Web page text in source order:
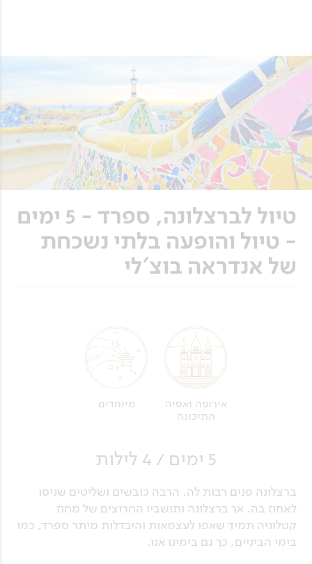
טיול לברצלונה, ספרד - 5 ימים
- טיול והופעה בלתי נשכחת
של אנדראה בוצ'לי
אירופה ואסיה
התיכונה
מיוחדים
5 ימים / 4 לילות
ברצלונה פנים רבות לה. הרבה כובשים ושליטים שניסו
לאחוז בה. אך ברצלונה ותושביו החרוצים של מחוז
קטלוניה תמיד שאפו לעצמאות והיבדלות מיתר ספרד, כמו
בימי הביניים, כך גם בימינו אנו.